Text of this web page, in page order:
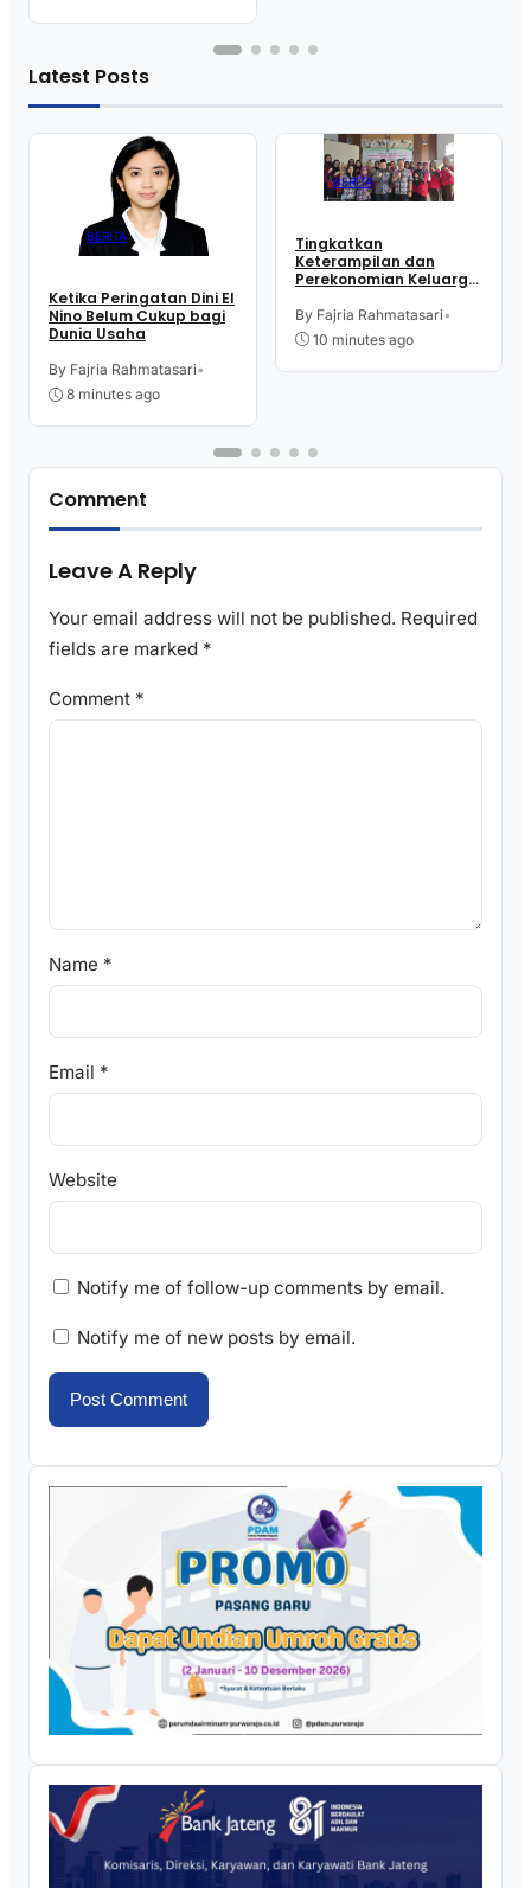
Latest Posts
BERITA
Ketika Peringatan Dini El
Nino Belum Cukup bagi
Dunia Usaha
By Fajria Rahmatasari•
8 minutes ago
BERITA
Tingkatkan
Keterampilan dan
Perekonomian Keluarga,
Kelurahan Purworejo
Ikut Pelatihan Menjahit
By Fajria Rahmatasari•
10 minutes ago
Comment
Leave A Reply
Your email address will not be published. Required
fields are marked *
Comment *
Name *
Email *
Website
Notify me of follow-up comments by email.
Notify me of new posts by email.